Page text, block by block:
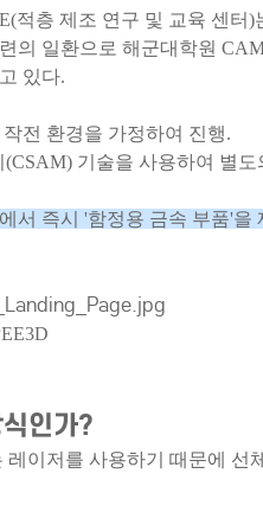
적층 제조 연구 및 교육 센
의 일환으로 해군대학원
있다.
전 환경을 가정하여 진행.
기술을 사용하여 별
서 즉시 '함정용 금속 부품'을
인가?
레이저를 사용하기 때문에